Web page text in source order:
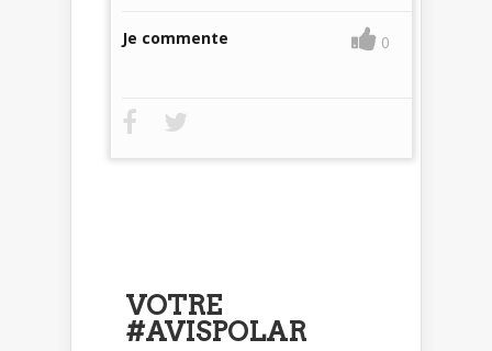
Je commente 0
VOTRE
#AVISPOLAR